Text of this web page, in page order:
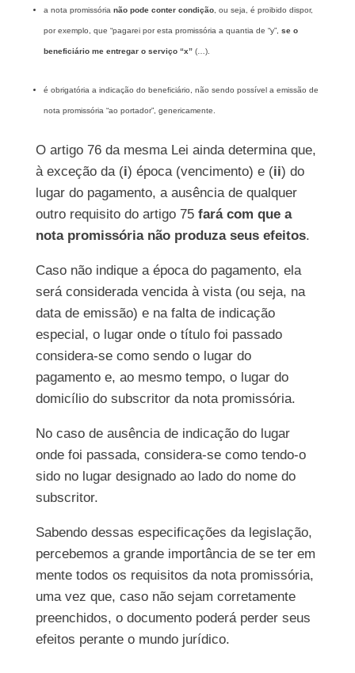
a nota promissória não pode conter condição, ou seja, é proibido dispor,
por exemplo, que “pagarei por esta promissória a quantia de “y”, se o
beneficiário me entregar o serviço “x”(…).
é obrigatória a indicação do beneficiário, não sendo possível a emissão de
nota promissória “ao portador”, genericamente.
O artigo 76 da mesma Lei ainda determina que,
à exceção da (i) época (vencimento) e (ii) do
lugar do pagamento, a ausência de qualquer
outro requisito do artigo 75 fará com que a
nota promissória não produza seus efeitos.
Caso não indique a época do pagamento, ela
será considerada vencida à vista (ou seja, na
data de emissão) e na falta de indicação
especial, o lugar onde o título foi passado
considera-se como sendo o lugar do
pagamento e, ao mesmo tempo, o lugar do
domicílio do subscritor da nota promissória.
No caso de ausência de indicação do lugar
onde foi passada, considera-se como tendo-o
sido no lugar designado ao lado do nome do
subscritor.
Sabendo dessas especificações da legislação,
percebemos a grande importância de se ter em
mente todos os requisitos da nota promissória,
uma vez que, caso não sejam corretamente
preenchidos, o documento poderá perder seus
efeitos perante o mundo jurídico.